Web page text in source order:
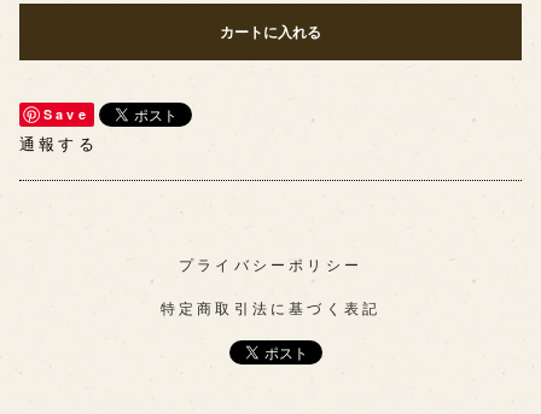
カートに入れる
Save
通報する
プライバシーポリシー
特定商取引法に基づく表記